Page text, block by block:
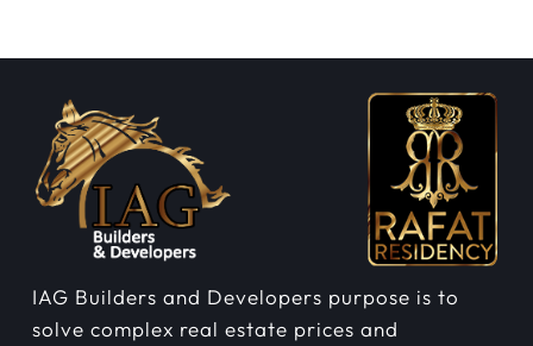
IAG Builders and Developers purpose is to
solve complex real estate prices and